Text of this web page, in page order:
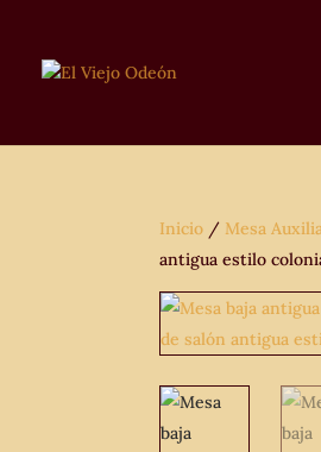
Inicio / Mesa
antigua estilo